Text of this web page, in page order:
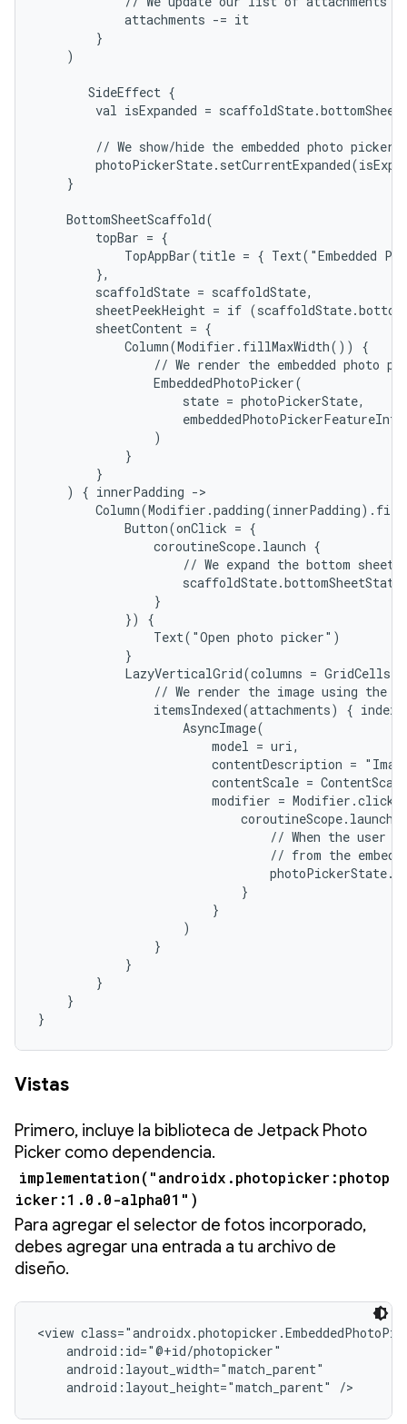
            attachments -= it
        }
    )
       SideEffect {
val isExpanded =
// We show/hide the embedded photo picker
    }
    BottomSheetScaffold(
        topBar = {
TopAppBar(title = { Text("Embedded
        },
        scaffoldState = scaffoldState,
sheetPeekHeight = if
        sheetContent = {
            Column(Modifier.fillMaxWidth()) {
// We render the embedded photo
                EmbeddedPhotoPicker(
                    state = photoPickerState,
                )
            }
        }
    ) { innerPadding ->
            Button(onClick = {
                coroutineScope.launch {
// We expand the bottom
                }
            }) {
                Text("Open photo picker")
            }
LazyVerticalGrid(columns =
// We render the image using the
itemsIndexed(attachments) {
                    AsyncImage(
                        model = uri,
contentDescription =
contentScale =
modifier =
                            coroutineScope.launch {
// When the user
// from the
                            }
                        }
                    )
                }
            }
        }
    }
}
Vistas
Primero, incluye la biblioteca de Jetpack Photo
Picker como dependencia.
implementation("androidx.photopicker:photop
icker:1.0.0-alpha01")
Para agregar el selector de fotos incorporado,
debes agregar una entrada a tu archivo de
diseño.
<view
    android:id="@+id/photopicker"
    android:layout_width="match_parent"
    android:layout_height="match_parent" />